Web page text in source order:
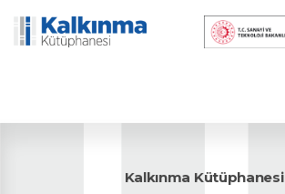
Kalkınma Kütüphanesi